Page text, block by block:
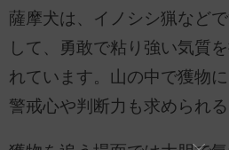
薩摩犬は、イノシシ猟など
して、勇敢で粘り強い気質
れています。山の中で獲物
警戒心や判断力も求められる